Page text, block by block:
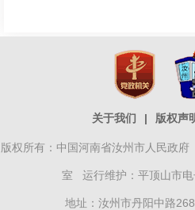
关于我们 | 版权声
版权所有：中国河南省汝州市人民政
室 运行维护：平顶山市电
地址：汝州市丹阳中路